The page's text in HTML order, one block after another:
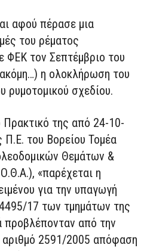
αφού πέρασε μια
του ρέματος
ΦΕΚ τον Σεπτέμβριο του
η ολοκλήρωση του
ρυμοτομικού σχεδίου.
της από 24-10-
Π.Ε. του Βορείου Τομέα
Θεμάτων &
«παρέχεται η
για την υπαγωγή
17 των τμημάτων της
προβλέπονταν από την
αριθμό 2591/2005 απόφαση